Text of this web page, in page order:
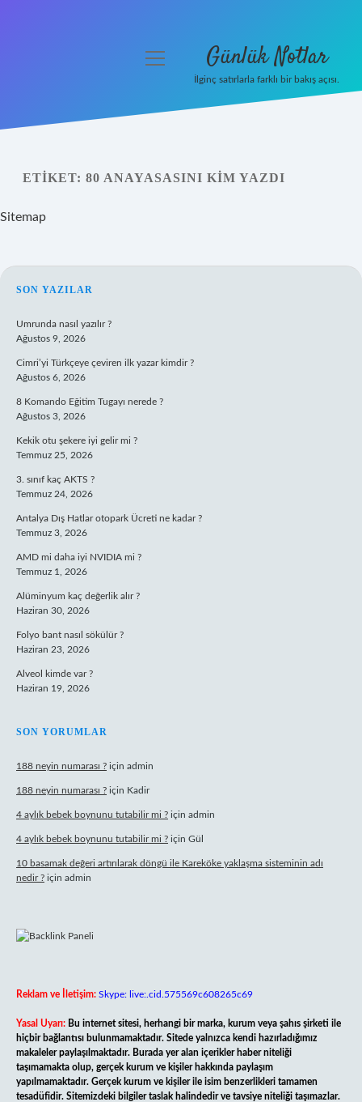
Yasal Uyarı
Hakkımızda
menüyü
Günlük Notlar
İlginç satırlarla farklı bir bakış açısı.
ETIKET: 80 ANAYASASINI KIM YAZDI
Sitemap
SIDEBAR
SON YAZILAR
Umrunda nasıl yazılır ?
Ağustos 9, 2026
Cimri’yi Türkçeye çeviren ilk yazar kimdir ?
Ağustos 6, 2026
8 Komando Eğitim Tugayı nerede ?
Ağustos 3, 2026
Kekik otu şekere iyi gelir mi ?
Temmuz 25, 2026
3. sınıf kaç AKTS ?
Temmuz 24, 2026
Antalya Dış Hatlar otopark Ücreti ne kadar ?
Temmuz 3, 2026
AMD mi daha iyi NVIDIA mi ?
Temmuz 1, 2026
Alüminyum kaç değerlik alır ?
Haziran 30, 2026
Folyo bant nasıl sökülür ?
Haziran 23, 2026
Alveol kimde var ?
Haziran 19, 2026
SON YORUMLAR
188 neyin numarası ? için admin
188 neyin numarası ? için Kadir
4 aylık bebek boynunu tutabilir mi ? için admin
4 aylık bebek boynunu tutabilir mi ? için Gül
10 basamak değeri artırılarak döngü ile Kareköke yaklaşma sisteminin adı
nedir ? için admin
Reklam ve İletişim: Skype: live:.cid.575569c608265c69
Yasal Uyarı: Bu internet sitesi, herhangi bir marka, kurum veya şahıs şirketi ile
hiçbir bağlantısı bulunmamaktadır. Sitede yalnızca kendi hazırladığımız
makaleler paylaşılmaktadır. Burada yer alan içerikler haber niteliği
taşımamakta olup, gerçek kurum ve kişiler hakkında paylaşım
yapılmamaktadır. Gerçek kurum ve kişiler ile isim benzerlikleri tamamen
tesadüfidir. Sitemizdeki bilgiler taslak halindedir ve tavsiye niteliği taşımazlar.